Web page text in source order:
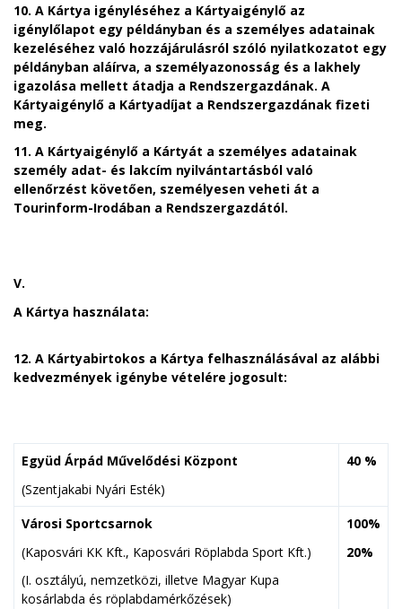
10. A Kártya igényléséhez a Kártyaigénylő az
igénylőlapot egy példányban és a személyes adatainak
kezeléséhez való hozzájárulásról szóló nyilatkozatot egy
példányban aláírva, a személyazonosság és a lakhely
igazolása mellett átadja a Rendszergazdának. A
Kártyaigénylő a Kártyadíjat a Rendszergazdának fizeti
meg.
11. A Kártyaigénylő a Kártyát a személyes adatainak
személy adat- és lakcím nyilvántartásból való
ellenőrzést követően, személyesen veheti át a
Tourinform-Irodában a Rendszergazdától.
V.
A Kártya használata:
12. A Kártyabirtokos a Kártya felhasználásával az alábbi
kedvezmények igénybe vételére jogosult:
Együd Árpád Művelődési Központ
(Szentjakabi Nyári Esték)
40 %
Városi Sportcsarnok
(Kaposvári KK Kft., Kaposvári Röplabda Sport Kft.)
(I. osztályú, nemzetközi, illetve Magyar Kupa
kosárlabda és röplabdamérkőzések)
100%
20%